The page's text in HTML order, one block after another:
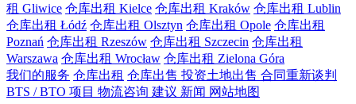
租 Gliwice 仓库出租 Kielce 仓库出租 Kraków 仓库出租 Lublin
仓库出租 Łódź 仓库出租 Olsztyn 仓库出租 Opole 仓库出租
Poznań 仓库出租 Rzeszów 仓库出租 Szczecin 仓库出租
Warszawa 仓库出租 Wrocław 仓库出租 Zielona Góra
我们的服务 仓库出租 仓库出售 投资土地出售 合同重新谈判
BTS / BTO 项目 物流咨询 建议 新闻 网站地图